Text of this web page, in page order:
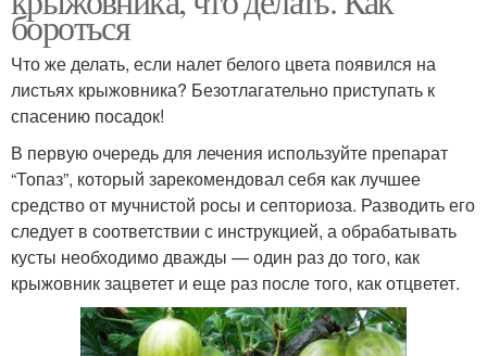
бороться
Что же делать, если налет белого цвета появился на
листьях крыжовника? Безотлагательно приступать к
спасению посадок!
В первую очередь для лечения используйте препарат
“Топаз”, который зарекомендовал себя как лучшее
средство от мучнистой росы и септориоза. Разводить его
следует в соответствии с инструкцией, а обрабатывать
кусты необходимо дважды — один раз до того, как
крыжовник зацветет и еще раз после того, как отцветет.